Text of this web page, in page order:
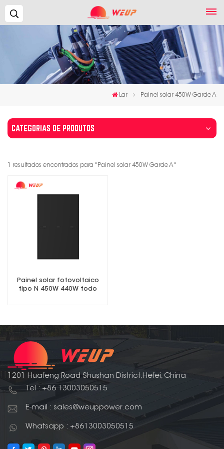
Lar Painel solar 450W Garde A
CATEGORIAS DE PRODUTOS
1 resultados encontrados para "Painel solar 450W Garde A"
Painel solar fotovoltaico
tipo N 450W 440W todo
1201 Huafeng Road Shushan District,Hefei, China
Tel : +86 13003050515
E-mail : sales@weuppower.com
Whatsapp : +8613003050515